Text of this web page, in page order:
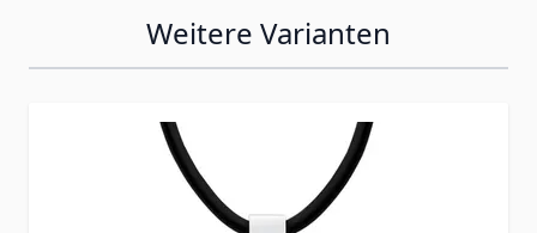
Weitere Varianten